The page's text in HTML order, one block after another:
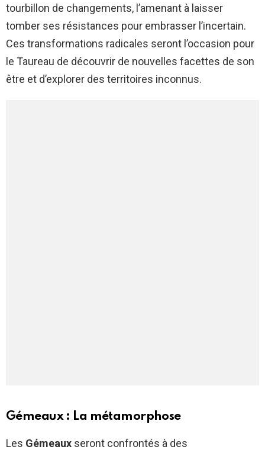
tourbillon de changements, l’amenant à laisser
tomber ses résistances pour embrasser l’incertain.
Ces transformations radicales seront l’occasion pour
le Taureau de découvrir de nouvelles facettes de son
être et d’explorer des territoires inconnus.
Gémeaux : La métamorphose
Les Gémeaux seront confrontés à des